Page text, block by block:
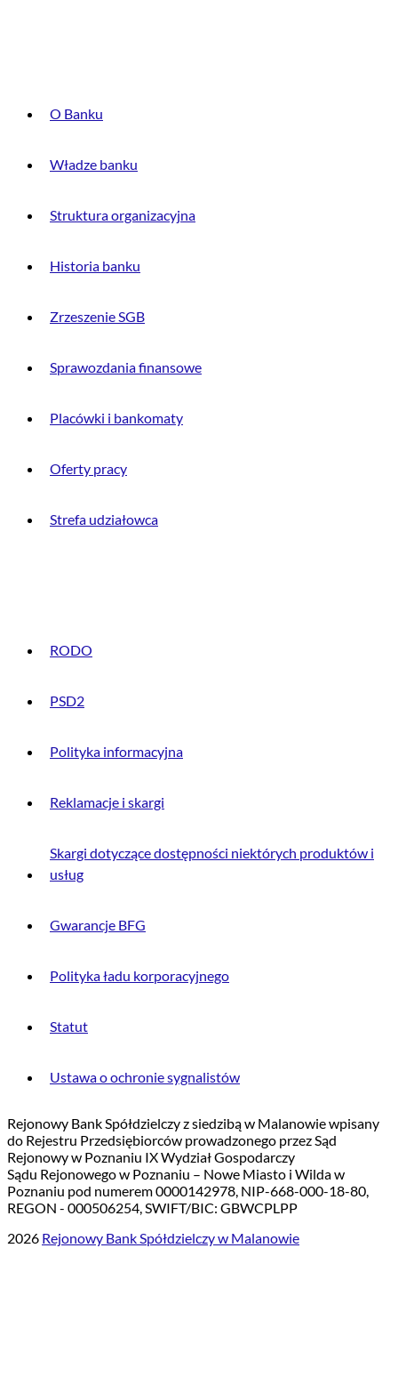
O Banku
Władze banku
Struktura organizacyjna
Historia banku
Zrzeszenie SGB
Sprawozdania finansowe
Placówki i bankomaty
Oferty pracy
Strefa udziałowca
RODO
PSD2
Polityka informacyjna
Reklamacje i skargi
Skargi dotyczące dostępności niektórych produktów i
usług
Gwarancje BFG
Polityka ładu korporacyjnego
Statut
Ustawa o ochronie sygnalistów
Rejonowy Bank Spółdzielczy z siedzibą w Malanowie wpisany
do Rejestru Przedsiębiorców prowadzonego przez Sąd
Rejonowy w Poznaniu IX Wydział Gospodarczy
Sądu Rejonowego w Poznaniu – Nowe Miasto i Wilda w
Poznaniu pod numerem 0000142978, NIP-668-000-18-80,
REGON - 000506254, SWIFT/BIC: GBWCPLPP
2026 Rejonowy Bank Spółdzielczy w Malanowie